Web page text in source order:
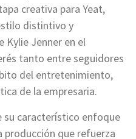
creativa para Yeat,
distintivo y
Kylie Jenner en el
tanto entre seguidores
del entretenimiento,
de la empresaria.
su característico enfoque
producción que refuerza